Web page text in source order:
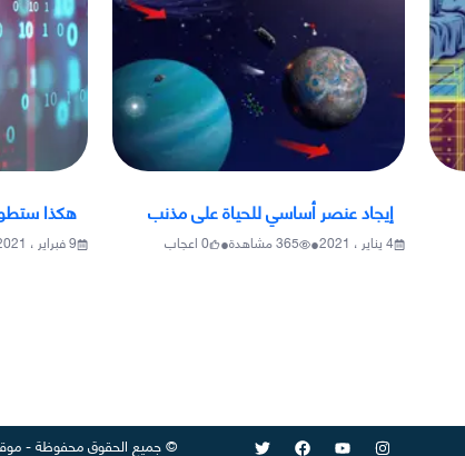
إيجاد عنصر أساسي للحياة على مذنب
4 يناير ، 2021 •
365مشاهدة•
0اعجاب
هكذا
9 فبراير ، 2021
©جميع الحقوق محفوظة-